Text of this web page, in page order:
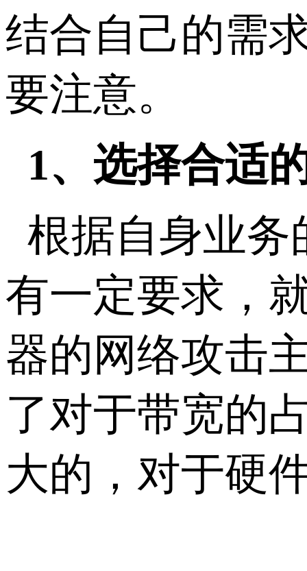
结合自己的需
要注意。
1、选择合适
根据自身业务
有一定要求，
器的网络攻击
了对于带宽的
大的，对于硬